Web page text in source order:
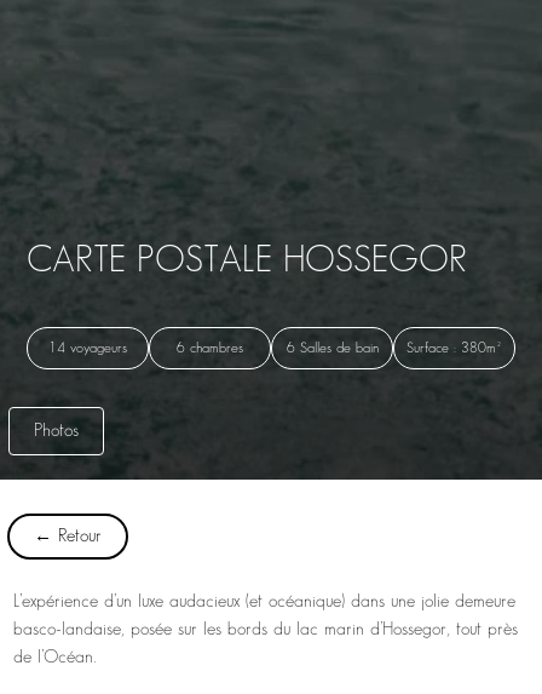
CARTE POSTALE HOSSEGOR
14 voyageurs 6 chambres 6 Salles de bain Surface : 380m²
Photos
← Retour
L’expérience d’un luxe audacieux (et océanique) dans une jolie demeure
basco-landaise, posée sur les bords du lac marin d’Hossegor, tout près
de l’Océan.